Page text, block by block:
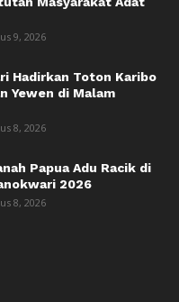
9, 2026
Hadirkan Toton Karibo
Yewen di Malam
8, 2026
Papua Adu Racik di
2026
8, 2026